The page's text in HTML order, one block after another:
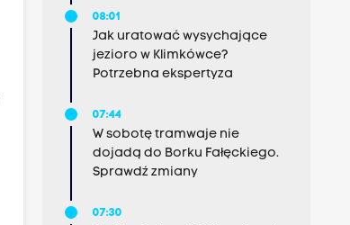
08:01
Jak uratować wysychające
jezioro w Klimkówce?
Potrzebna ekspertyza
07:44
W sobotę tramwaje nie
dojadą do Borku Fałęckiego.
Sprawdź zmiany
07:30